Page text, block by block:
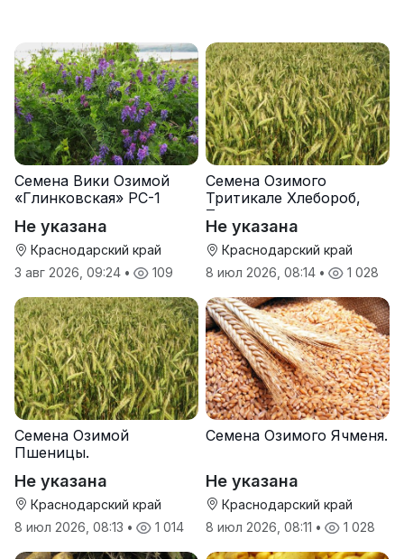
Семена Вики Озимой
«Глинковская» РС-1
Не указана
Краснодарский край
3 авг 2026, 09:24 • 109
Семена Озимого
Тритикале Хлебороб,
Тихон
Не указана
Краснодарский край
8 июл 2026, 08:14 • 1 028
Семена Озимой
Пшеницы.
Не указана
Краснодарский край
8 июл 2026, 08:13 • 1 014
Семена Озимого Ячменя.
Не указана
Краснодарский край
8 июл 2026, 08:11 • 1 028